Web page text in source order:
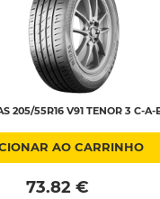
205/55R16 V91 TENOR 3 C-A-
AO CARRINHO
73.82 €